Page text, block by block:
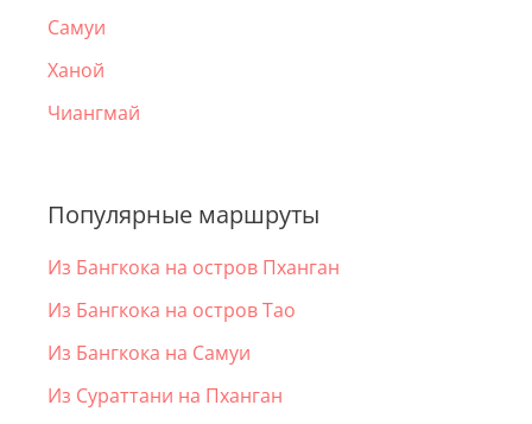
Самуи
Ханой
Чиангмай
Популярные маршруты
Из Бангкока на остров Пханган
Из Бангкока на остров Тао
Из Бангкока на Самуи
Из Сураттани на Пханган